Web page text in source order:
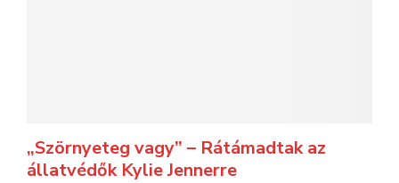
„Szörnyeteg vagy” – Rátámadtak az
állatvédők Kylie Jennerre